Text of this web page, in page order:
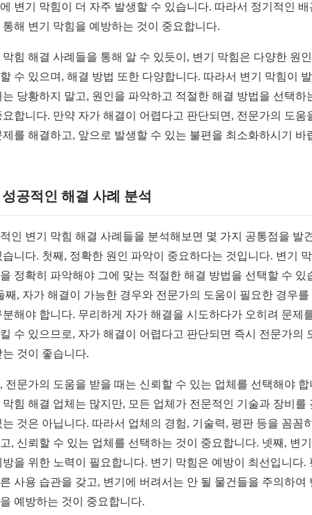
변기 막힘이 더 자주 발생할 수 있습니다. 따라서 정기적인 배
통해 변기 막힘을 예방하는 것이 중요합니다.
막힘 해결 사례들을 통해 알 수 있듯이, 변기 막힘은 다양한 원
수 있으며, 해결 방법 또한 다양합니다. 따라서 변기 막힘이
는 당황하지 말고, 원인을 파악하고 적절한 해결 방법을 선택하
요합니다. 만약 자가 해결이 어렵다고 판단되면, 전문가의 도움
제를 해결하고, 앞으로 발생할 수 있는 불편을 최소화하시기 바
성공적인 해결 사례 분석
인 변기 막힘 해결 사례들을 분석해보면 몇 가지 공통점을 발
습니다. 첫째, 정확한 원인 파악이 중요하다는 것입니다. 변기
정확히 파악해야 그에 맞는 적절한 해결 방법을 선택할 수 있
째, 자가 해결이 가능한 경우와 전문가의 도움이 필요한 경우를
분해야 합니다. 무리하게 자가 해결을 시도하다가 오히려 문제
수 있으므로, 자가 해결이 어렵다고 판단되면 즉시 전문가의
는 것이 좋습니다.
전문가의 도움을 받을 때는 신뢰할 수 있는 업체를 선택해야 합
막힘 해결 업체는 많지만, 모든 업체가 전문적인 기술과 장비를
는 것은 아닙니다. 따라서 업체의 경험, 기술력, 평판 등을 꼼꼼
, 신뢰할 수 있는 업체를 선택하는 것이 중요합니다. 넷째, 변
방을 위한 노력이 필요합니다. 변기 막힘은 예방이 최선입니다.
사용 습관을 갖고, 변기에 버려서는 안 될 물건들을 주의하여
예방하는 것이 중요합니다.